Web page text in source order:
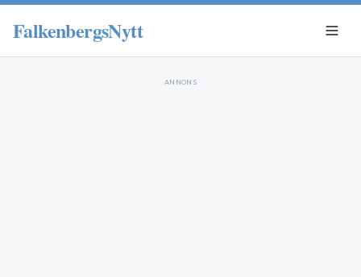
FalkenbergsNytt
ANNONS